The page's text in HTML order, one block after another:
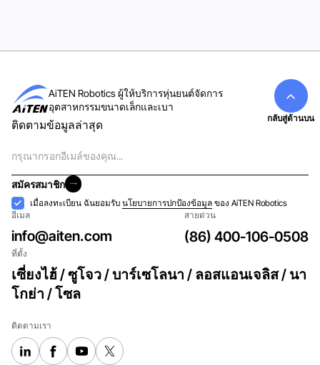
AiTEN Robotics ผู้ให้บริการหุ่นยนต์จัดการ
อุตสาหกรรมขนาดเล็กและเบา
ติดตามข้อมูลล่าสุด
สมัครสมาชิก
สมัครสมาชิก
การ
ยอมรับ
เมื่อลงทะเบียน ฉันยอมรับนโยบายการปกป้องข้อมูล ของ AiTEN Robotics
อีเมล
info@aiten.com
สายด่วน
(86) 400-106-0508
ที่ตั้ง
เซี่ยงไฮ้ / ซูโจว / บาร์เซโลนา / ลอสแอนเจลิส / นา
โกย่า / โซล
ติดตามเรา
กลับสู่ด้านบน